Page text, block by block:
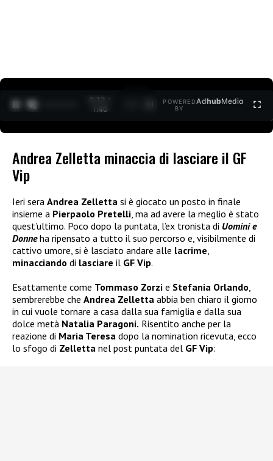
0:12 /
1:40
POWERED
BY
AdhubMedia
Andrea Zelletta minaccia di lasciare il GF
Vip
Ieri sera Andrea Zelletta si è giocato un posto in finale
insieme a Pierpaolo Pretelli, ma ad avere la meglio è stato
quest’ultimo. Poco dopo la puntata, l’ex tronista di Uomini e
Donneha ripensato a tutto il suo percorso e, visibilmente di
cattivo umore, si è lasciato andare alle lacrime,
minacciando di lasciare il GF Vip.
Esattamente come Tommaso Zorzi e Stefania Orlando,
sembrerebbe che Andrea Zelletta abbia ben chiaro il giorno
in cui vuole tornare a casa dalla sua famiglia e dalla sua
dolce metà Natalia Paragoni. Risentito anche per la
reazione di Maria Teresa dopo la nomination ricevuta, ecco
lo sfogo di Zelletta nel post puntata del GF Vip: